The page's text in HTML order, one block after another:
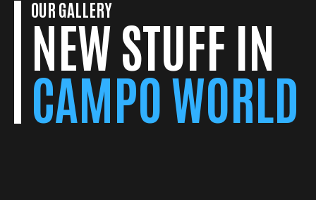
OUR GALLERY
NEW STUFF IN
CAMPO WORLD